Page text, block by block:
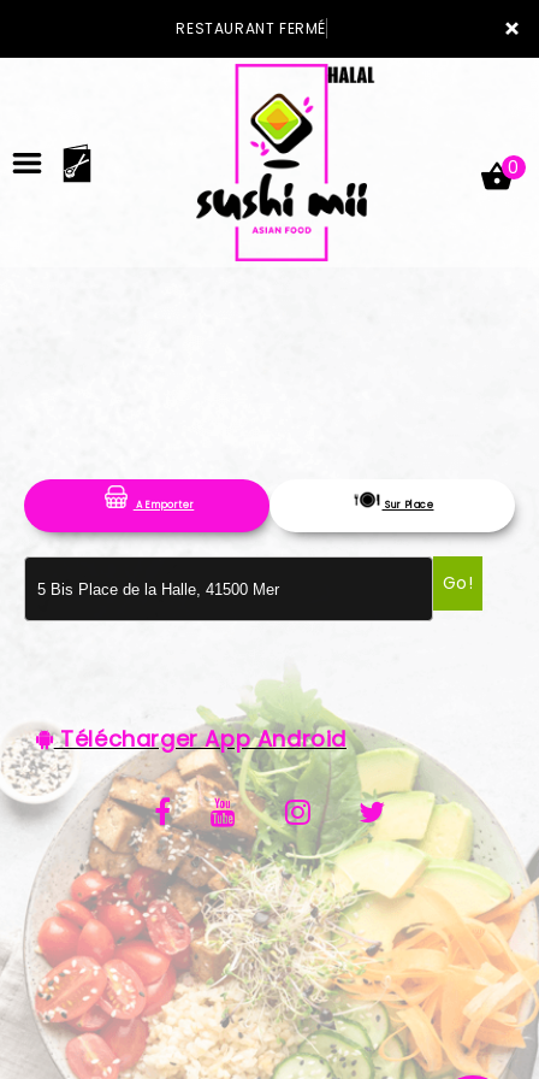
×
RESTAURANT FERMÉ
NOTRE RESTAURANT
VOS AVIS
MENTIONS LÉGALES
0
A Emporter Sur Place
Go!
Télécharger App Android